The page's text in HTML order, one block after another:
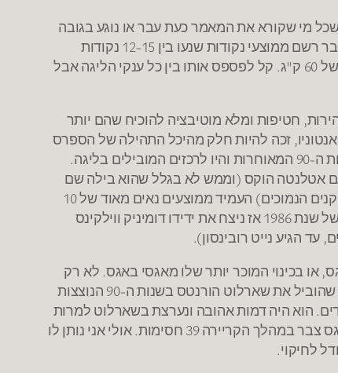
ס"מ וכנראה שגם כך יישאר. סביר להניח שכל מי שקורא את המאמר כעת עבר או נוגע בגובה
הזה, אך מה שהבחור הקטן הזה מסוגל לעשות ראוי להערצה. כשהוא מוקף במגדלים מכל כיוון, בויקינס בעונותיו היפות בדנבר רשם ממוצעי נקודות שנעו בין 12-15 נקודות
למשחק ו-4.5 אסיסטים. לא רק שאינו גבוה במיוחד, בויקינס גם מחזיק בתואר השחקן "הקל" ביותר בליגה עם משקל נוצה של 60 ק"ג. קל לפספס אותו בין כל ענקי הליגה אבל
חטיפות ומלא מוטיבציה להוכיח שהם יותר
נמוכים שכאלו יש מספר: תחילה אייברי ג'ונסון הנהדר שגם זכה באליפות בשנת 1999 עם סאן אנטוניו, זכה להיות חלק מהיכל התהילה של הספרס
ואפילו מבצבץ לנו עד היום על המסך לפני מספר שנים כמאמן והיום כפרשן. דרך טרל ברנדון ודמון סטודמאייר שכיכבו בשנות ה-90 המאוחרות והיו לרכזים המובילים בליגה.
היום אחד השחקנים הכי מזוהים עם אטלנטה הוקס (וממש לא בגלל שהוא בילה שם
את מירב זמנו בקריירה). במשך 12 עונות ו-4 קבוצות שונות בליגה (וגם גיחה קצרה לאיטליה, כנראה מקום חביב מאוד לשחקנים הנמוכים) העמיד ממוצעים נאים מאוד של 10
נקודות -5 אסיסטים למשחק, אבל מעבר לסטטיסטיקה ספאד ווב תבע את חותמו בהיסטוריה כשניצח בתחרות ההטבעות של שנת 1986 אז ניצח את ידידו דומיניק ווילקינס
או בכינוי המוכר יותר שלו מאגסי באגס. לא רק
שהוא השחקן הנמוך ביותר שדרך אי פעם בליגה הטובה בעולם, בגובה כמעט לא הגיוני של 1.61 מטר (!!), הוא גם רכז נהדר שהוביל את שארלוט הורנטס בשנות ה-90 הנוצצות
הוא היה דמות אהובה ונערצת בשארלוט למרות
ממצעיו הצנועים של 7.7 נקודות ו-7.6 אסיסטים למשחק במהלך קריירה של 14 עונות בליגה. למרות גובהו הזעיר מאגסי באגס צבר במהלך הקריירה 39 חסימות. אולי אני נותן לו
לחיקוי.